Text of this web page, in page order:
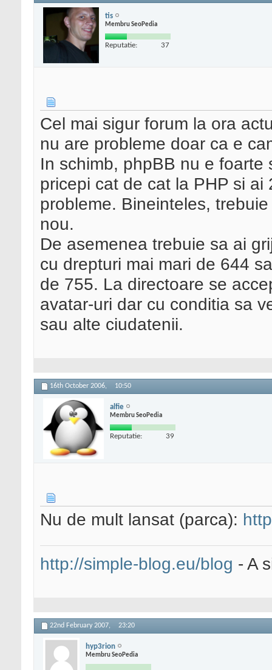
tis
Membru SeoPedia
Reputatie: 37
Cel mai sigur forum la ora
nu are probleme doar ca e
In schimb, phpBB nu e
pricepi cat de cat la PHP si
probleme. Bineinteles,
nou.
De asemenea trebuie sa ai
cu drepturi mai mari de 644
de 755. La directoare se
avatar-uri dar cu conditia sa
sau alte ciudatenii.
16th October 2006, 10:50
alfie
Membru SeoPedia
Reputatie: 39
Nu de mult lansat (parca):
http://simple-blog.eu/blog - A
22nd February 2007, 23:20
hyp3rion
Membru SeoPedia